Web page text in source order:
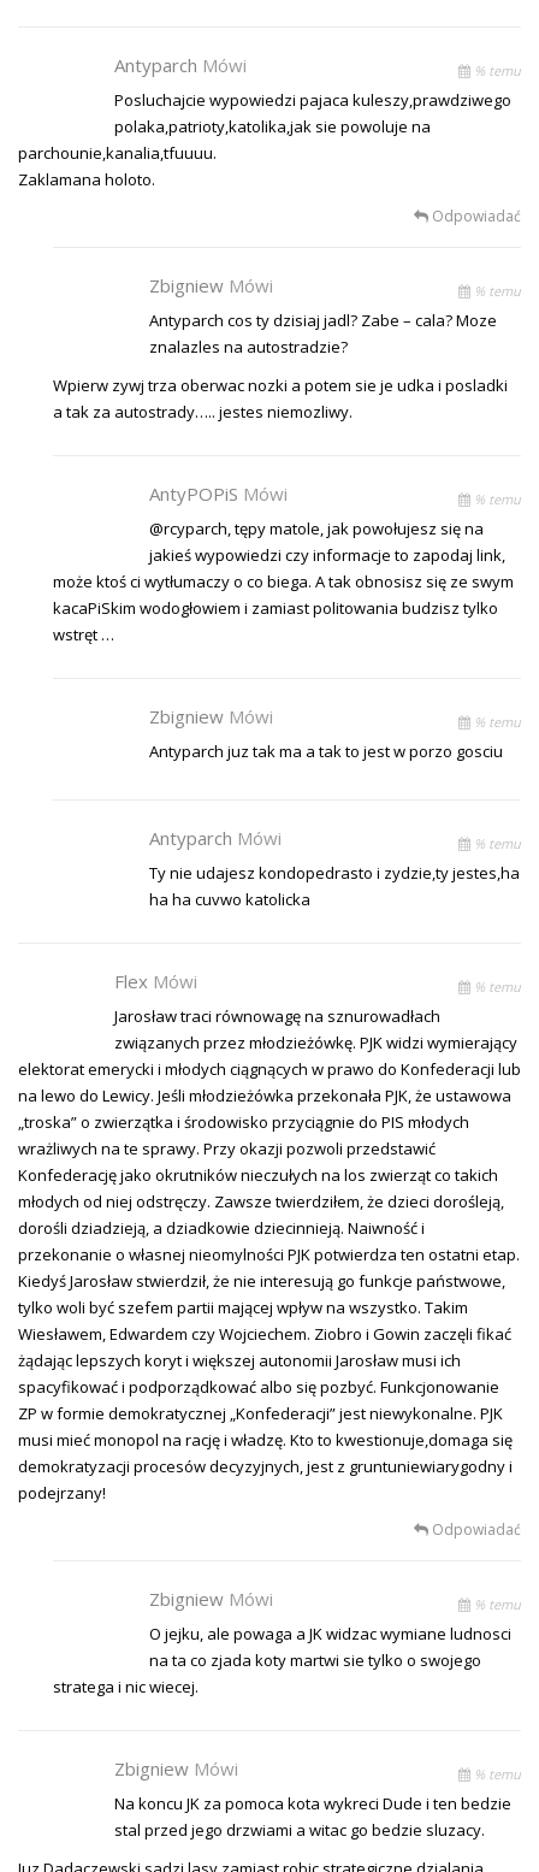
Antyparch Mówi % temu
Posluchajcie wypowiedzi pajaca kuleszy,prawdziwego
polaka,patrioty,katolika,jak sie powoluje na
parchounie,kanalia,tfuuuu.
Zaklamana holoto.
Odpowiadać
Zbigniew Mówi % temu
Antyparch cos ty dzisiaj jadl? Zabe – cala? Moze
znalazles na autostradzie?
Wpierw zywj trza oberwac nozki a potem sie je udka i posladki
a tak za autostrady….. jestes niemozliwy.
AntyPOPiS Mówi % temu
@rcyparch, tępy matole, jak powołujesz się na
jakieś wypowiedzi czy informacje to zapodaj link,
może ktoś ci wytłumaczy o co biega. A tak obnosisz się ze swym
kacaPiSkim wodogłowiem i zamiast politowania budzisz tylko
wstręt …
Zbigniew Mówi % temu
Antyparch juz tak ma a tak to jest w porzo gosciu
Antyparch Mówi % temu
Ty nie udajesz kondopedrasto i zydzie,ty jestes,ha
ha ha cuvwo katolicka
Flex Mówi % temu
Jarosław traci równowagę na sznurowadłach
związanych przez młodzieżówkę. PJK widzi wymierający
elektorat emerycki i młodych ciągnących w prawo do Konfederacji lub
na lewo do Lewicy. Jeśli młodzieżówka przekonała PJK, że ustawowa
„troska” o zwierzątka i środowisko przyciągnie do PIS młodych
wrażliwych na te sprawy. Przy okazji pozwoli przedstawić
Konfederację jako okrutników nieczułych na los zwierząt co takich
młodych od niej odstręczy. Zawsze twierdziłem, że dzieci dorośleją,
dorośli dziadzieją, a dziadkowie dziecinnieją. Naiwność i
przekonanie o własnej nieomylności PJK potwierdza ten ostatni etap.
Kiedyś Jarosław stwierdził, że nie interesują go funkcje państwowe,
tylko woli być szefem partii mającej wpływ na wszystko. Takim
Wiesławem, Edwardem czy Wojciechem. Ziobro i Gowin zaczęli fikać
żądając lepszych koryt i większej autonomii Jarosław musi ich
spacyfikować i podporządkować albo się pozbyć. Funkcjonowanie
ZP w formie demokratycznej „Konfederacji” jest niewykonalne. PJK
musi mieć monopol na rację i władzę. Kto to kwestionuje,domaga się
demokratyzacji procesów decyzyjnych, jest z gruntuniewiarygodny i
podejrzany!
Odpowiadać
Zbigniew Mówi % temu
O jejku, ale powaga a JK widzac wymiane ludnosci
na ta co zjada koty martwi sie tylko o swojego
stratega i nic wiecej.
Zbigniew Mówi % temu
Na koncu JK za pomoca kota wykreci Dude i ten bedzie
stal przed jego drzwiami a witac go bedzie sluzacy.